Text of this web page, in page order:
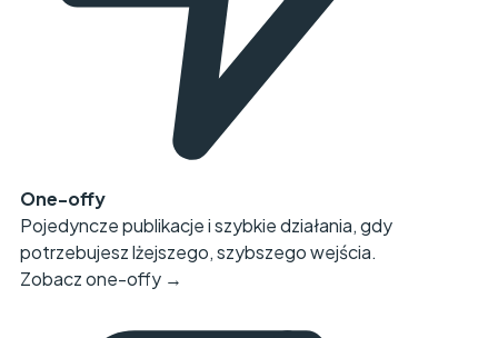
One-offy
Pojedyncze publikacje i szybkie działania, gdy
potrzebujesz lżejszego, szybszego wejścia.
Zobacz one-offy →